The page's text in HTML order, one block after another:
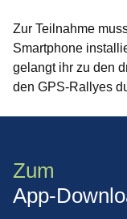
Zur Teilnahme
Smartphone
gelangt ihr zu den
den GPS-Rallyes
Zum
App-